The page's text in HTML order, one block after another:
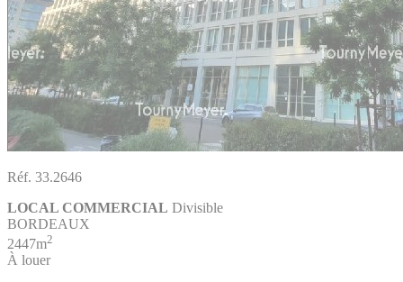
Réf. 33.2646
LOCAL COMMERCIAL Divisible
BORDEAUX
2447m2
À louer